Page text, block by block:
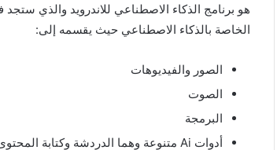
هو برنامج الذكاء الاصطناعي للاندرويد والذي
الخاصة بالذكاء الاصطناعي حيث يقسمه إلى:
الصور والفيديوهات
الصوت
البرمجة
أدوات Ai متنوعة وهما الدردشة وكتابة المحتوى والمقالات